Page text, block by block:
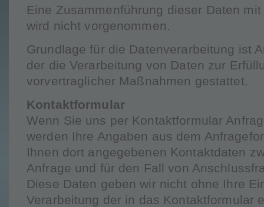
Eine Zusammenführung dieser Daten
wird nicht vorgenommen.
Grundlage für die Datenverarbeitung ist
der die Verarbeitung von Daten zur
vorvertraglicher Maßnahmen gestattet.
Kontaktformular
Wenn Sie uns per Kontaktformular
werden Ihre Angaben aus dem
Ihnen dort angegebenen Kontaktdaten
Anfrage und für den Fall von
Diese Daten geben wir nicht ohne Ihre
Verarbeitung der in das Kontaktformular